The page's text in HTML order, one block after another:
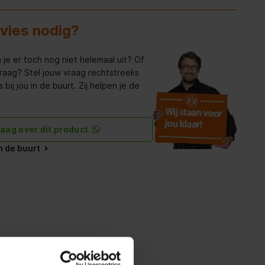
nodig?
er toch nog niet helemaal uit? Of
Stel jouw vraag rechtstreeks
bij jou in de buurt. Zij helpen je de
over dit product
de buurt